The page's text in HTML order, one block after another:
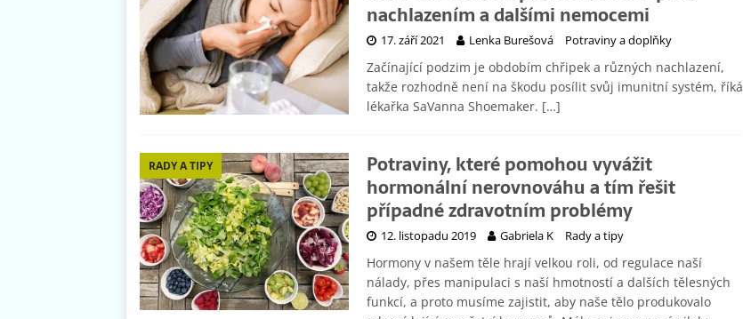
nachlazením a dalšími nemocemi
17. září 2021 Lenka Burešová Potraviny a doplňky
Začínající podzim je obdobím chřipek a různých nachlazení,
takže rozhodně není na škodu posílit svůj imunitní systém, říká
lékařka SaVanna Shoemaker. […]
RADY A TIPY
Potraviny, které pomohou vyvážit
hormonální nerovnováhu a tím řešit
případné zdravotním problémy
12. listopadu 2019 Gabriela K Rady a tipy
Hormony v našem těle hrají velkou roli, od regulace naší
nálady, přes manipulaci s naší hmotností a dalších tělesných
funkcí, a proto musíme zajistit, aby naše tělo produkovalo